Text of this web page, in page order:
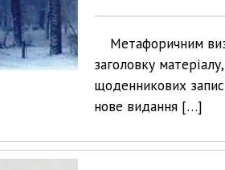
Метафоричним
заголовку
щоденникових
нове видання […]